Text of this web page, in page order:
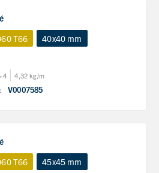
T66
40x40 mm
4 4,32 kg/m
V0007585
T66
45x45 mm